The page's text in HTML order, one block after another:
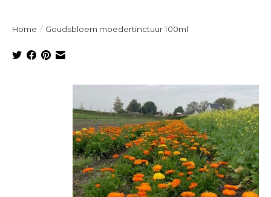
Home / Goudsbloem moedertinctuur 100ml